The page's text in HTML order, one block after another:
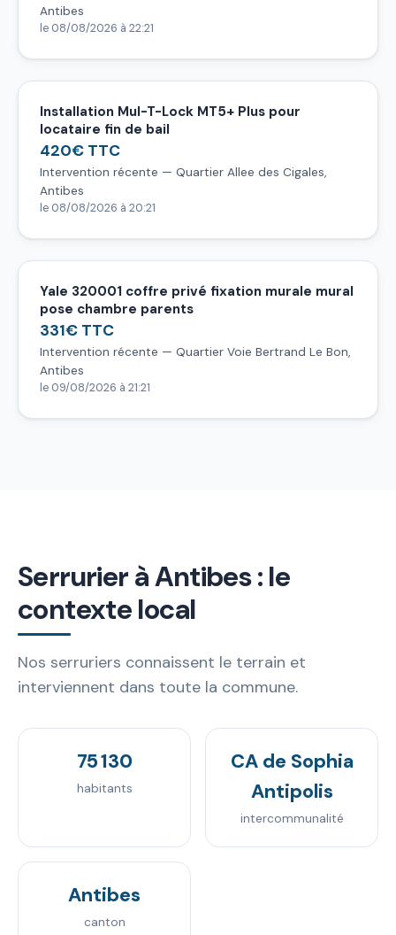
Antibes
le 08/08/2026 à 22:21
Installation Mul-T-Lock MT5+ Plus pour
locataire fin de bail
420€ TTC
Intervention récente — Quartier Allee des Cigales,
Antibes
le 08/08/2026 à 20:21
Yale 320001 coffre privé fixation murale mural
pose chambre parents
331€ TTC
Intervention récente — Quartier Voie Bertrand Le Bon,
Antibes
le 09/08/2026 à 21:21
Serrurier à Antibes : le
contexte local
Nos serruriers connaissent le terrain et
interviennent dans toute la commune.
75 130
habitants
CA de Sophia
Antipolis
intercommunalité
Antibes
canton